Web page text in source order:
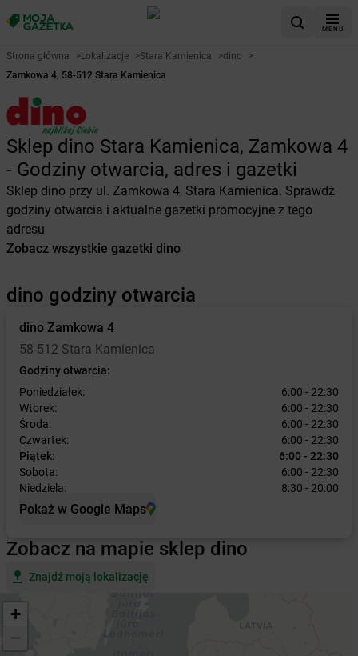
MENU
Strona główna >Lokalizacje >Stara Kamienica >dino
>
Zamkowa 4, 58-512 Stara Kamienica
Sklep dino Stara Kamienica, Zamkowa 4
- Godziny otwarcia, adres i gazetki
Sklep dino przy ul. Zamkowa 4, Stara Kamienica. Sprawdź
godziny otwarcia i aktualne gazetki promocyjne z tego
adresu
Zobacz wszystkie gazetki dino
dino godziny otwarcia
dino Zamkowa 4
58-512 Stara Kamienica
Godziny otwarcia:
Poniedziałek:
6:00 - 22:30
Wtorek:
6:00 - 22:30
Środa:
6:00 - 22:30
Czwartek:
6:00 - 22:30
Piątek:
6:00 - 22:30
Sobota:
6:00 - 22:30
Niedziela:
8:30 - 20:00
Pokaż w Google Maps
Zobacz na mapie sklep dino
Znajdź moją lokalizację
+